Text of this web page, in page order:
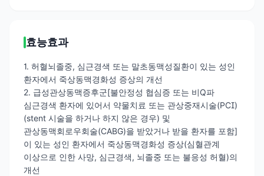
효능효과
1. 허혈뇌졸중, 심근경색 또는 말초동맥성질환이 있는 성인
환자에서 죽상동맥경화성 증상의 개선
2. 급성관상동맥증후군[불안정성 협심증 또는 비Q파
심근경색 환자에 있어서 약물치료 또는 관상중재시술(PCI)
(stent 시술을 하거나 하지 않은 경우) 및
관상동맥회로우회술(CABG)을 받았거나 받을 환자를 포함]
이 있는 성인 환자에서 죽상동맥경화성 증상(심혈관계
이상으로 인한 사망, 심근경색, 뇌졸중 또는 불응성 허혈)의
개선